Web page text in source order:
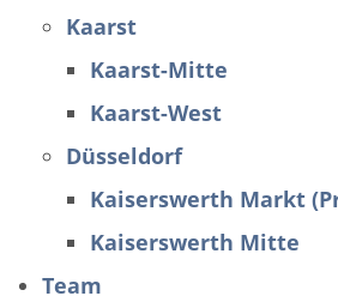
Kaarst
Kaarst-Mitte
Kaarst-West
Düsseldorf
Kaiserswerth Markt
Kaiserswerth Mitte
Team